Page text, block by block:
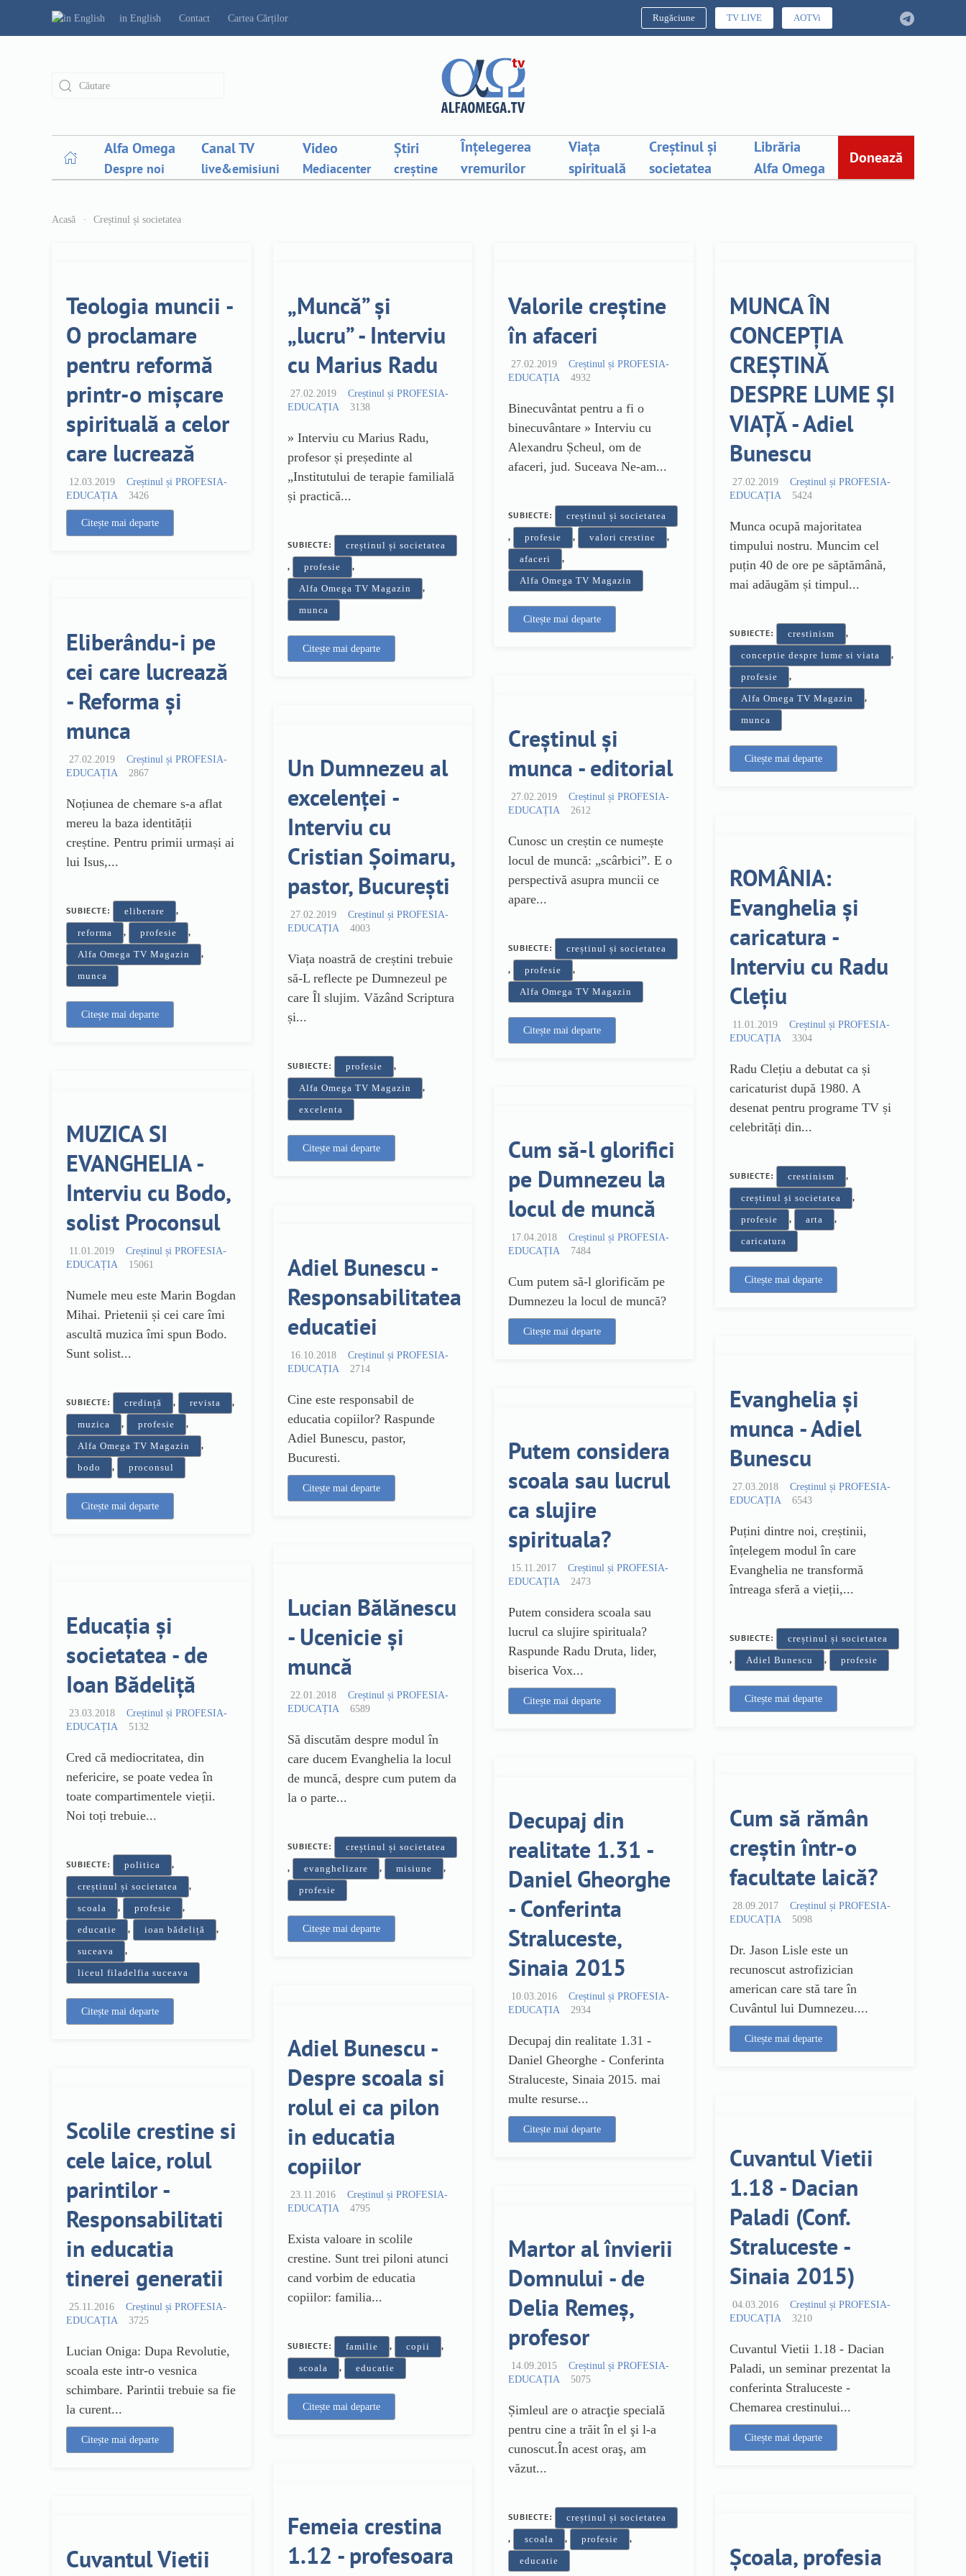
in English Contact Cartea Cărților Rugăciune TV LIVE AOTVi
Alfa Omega
Despre noi
Canal TV
live&emisiuni
Video
Mediacenter
Știri
creștine
Înțelegerea
vremurilor
Viața
spirituală
Creștinul și
societatea
Librăria
Alfa Omega
Donează
Acasă Creștinul și societatea
Teologia muncii -
O proclamare
pentru reformă
printr-o mișcare
spirituală a celor
care lucrează
12.03.2019
Creștinul și PROFESIA-
EDUCAȚIA
3426
Citește mai departe
„Muncă” și
„lucru” - Interviu
cu Marius Radu
27.02.2019
Creștinul și PROFESIA-
EDUCAȚIA
3138
» Interviu cu Marius Radu,
profesor și președinte al
„Institutului de terapie familială
și practică...
SUBIECTE:
creștinul și societatea
,
profesie ,
Alfa Omega TV Magazin ,
munca
Citește mai departe
Valorile creștine
în afaceri
27.02.2019
Creștinul și PROFESIA-
EDUCAȚIA
4932
Binecuvântat pentru a fi o
binecuvântare » Interviu cu
Alexandru Șcheul, om de
afaceri, jud. Suceava Ne-am...
SUBIECTE:
creștinul și societatea
,
profesie , valori crestine ,
afaceri ,
Alfa Omega TV Magazin
Citește mai departe
MUNCA ÎN
CONCEPȚIA
CREȘTINĂ
DESPRE LUME ȘI
VIAȚĂ - Adiel
Bunescu
27.02.2019
Creștinul și PROFESIA-
EDUCAȚIA
5424
Munca ocupă majoritatea
timpului nostru. Muncim cel
puțin 40 de ore pe săptămână,
mai adăugăm și timpul...
SUBIECTE: crestinism ,
conceptie despre lume si viata ,
profesie ,
Alfa Omega TV Magazin ,
munca
Citește mai departe
Eliberându-i pe
cei care lucrează
- Reforma și
munca
27.02.2019
Creștinul și PROFESIA-
EDUCAȚIA
2867
Noțiunea de chemare s-a aflat
mereu la baza identității
creștine. Pentru primii urmași ai
lui Isus,...
SUBIECTE: eliberare ,
reforma , profesie ,
Alfa Omega TV Magazin ,
munca
Citește mai departe
Un Dumnezeu al
excelenței -
Interviu cu
Cristian Șoimaru,
pastor, București
27.02.2019
Creștinul și PROFESIA-
EDUCAȚIA
4003
Viața noastră de creștini trebuie
să-L reflecte pe Dumnezeul pe
care Îl slujim. Văzând Scriptura
și...
SUBIECTE: profesie ,
Alfa Omega TV Magazin ,
excelenta
Citește mai departe
Creștinul și
munca - editorial
27.02.2019
Creștinul și PROFESIA-
EDUCAȚIA
2612
Cunosc un creștin ce numește
locul de muncă: „scârbici”. E o
perspectivă asupra muncii ce
apare...
SUBIECTE:
creștinul și societatea
,
profesie ,
Alfa Omega TV Magazin
Citește mai departe
ROMÂNIA:
Evanghelia și
caricatura -
Interviu cu Radu
Clețiu
11.01.2019
Creștinul și PROFESIA-
EDUCAȚIA
3304
Radu Clețiu a debutat ca și
caricaturist după 1980. A
desenat pentru programe TV și
celebrități din...
SUBIECTE: crestinism ,
creștinul și societatea ,
profesie , arta ,
caricatura
Citește mai departe
MUZICA SI
EVANGHELIA -
Interviu cu Bodo,
solist Proconsul
11.01.2019
Creștinul și PROFESIA-
EDUCAȚIA
15061
Numele meu este Marin Bogdan
Mihai. Prietenii și cei care îmi
ascultă muzica îmi spun Bodo.
Sunt solist...
SUBIECTE: credință , revista ,
muzica , profesie ,
Alfa Omega TV Magazin ,
bodo , proconsul
Citește mai departe
Adiel Bunescu -
Responsabilitatea
educatiei
16.10.2018
Creștinul și PROFESIA-
EDUCAȚIA
2714
Cine este responsabil de
educatia copiilor? Raspunde
Adiel Bunescu, pastor,
Bucuresti.
Citește mai departe
Cum să-l glorifici
pe Dumnezeu la
locul de muncă
17.04.2018
Creștinul și PROFESIA-
EDUCAȚIA
7484
Cum putem să-l glorificăm pe
Dumnezeu la locul de muncă?
Citește mai departe
Evanghelia și
munca - Adiel
Bunescu
27.03.2018
Creștinul și PROFESIA-
EDUCAȚIA
6543
Puțini dintre noi, creștinii,
înțelegem modul în care
Evanghelia ne transformă
întreaga sferă a vieții,...
SUBIECTE:
creștinul și societatea
,
Adiel Bunescu , profesie
Citește mai departe
Educația și
societatea - de
Ioan Bădeliță
23.03.2018
Creștinul și PROFESIA-
EDUCAȚIA
5132
Cred că mediocritatea, din
nefericire, se poate vedea în
toate compartimentele vieții.
Noi toți trebuie...
SUBIECTE: politica ,
creștinul și societatea ,
scoala , profesie ,
educatie , ioan bădeliță ,
suceava ,
liceul filadelfia suceava
Citește mai departe
Lucian Bălănescu
- Ucenicie și
muncă
22.01.2018
Creștinul și PROFESIA-
EDUCAȚIA
6589
Să discutăm despre modul în
care ducem Evanghelia la locul
de muncă, despre cum putem da
la o parte...
SUBIECTE:
creștinul și societatea
,
evanghelizare , misiune ,
profesie
Citește mai departe
Putem considera
scoala sau lucrul
ca slujire
spirituala?
15.11.2017
Creștinul și PROFESIA-
EDUCAȚIA
2473
Putem considera scoala sau
lucrul ca slujire spirituala?
Raspunde Radu Druta, lider,
biserica Vox...
Citește mai departe
Cum să rămân
creștin într-o
facultate laică?
28.09.2017
Creștinul și PROFESIA-
EDUCAȚIA
5098
Dr. Jason Lisle este un
recunoscut astrofizician
american care stă tare în
Cuvântul lui Dumnezeu....
Citește mai departe
Scolile crestine si
cele laice, rolul
parintilor -
Responsabilitati
in educatia
tinerei generatii
25.11.2016
Creștinul și PROFESIA-
EDUCAȚIA
3725
Lucian Oniga: Dupa Revolutie,
scoala este intr-o vesnica
schimbare. Parintii trebuie sa fie
la curent...
Citește mai departe
Adiel Bunescu -
Despre scoala si
rolul ei ca pilon
in educatia
copiilor
23.11.2016
Creștinul și PROFESIA-
EDUCAȚIA
4795
Exista valoare in scolile
crestine. Sunt trei piloni atunci
cand vorbim de educatia
copiilor: familia...
SUBIECTE: familie , copii ,
scoala , educatie
Citește mai departe
Decupaj din
realitate 1.31 -
Daniel Gheorghe
- Conferinta
Straluceste,
Sinaia 2015
10.03.2016
Creștinul și PROFESIA-
EDUCAȚIA
2934
Decupaj din realitate 1.31 -
Daniel Gheorghe - Conferinta
Straluceste, Sinaia 2015. mai
multe resurse...
Citește mai departe
Cuvantul Vietii
1.18 - Dacian
Paladi (Conf.
Straluceste -
Sinaia 2015)
04.03.2016
Creștinul și PROFESIA-
EDUCAȚIA
3210
Cuvantul Vietii 1.18 - Dacian
Paladi, un seminar prezentat la
conferinta Straluceste -
Chemarea crestinului...
Citește mai departe
Cuvantul Vietii
Femeia crestina
1.12 - profesoara
Martor al învierii
Domnului - de
Delia Remeș,
profesor
14.09.2015
Creștinul și PROFESIA-
EDUCAȚIA
5075
Șimleul are o atracţie specială
pentru cine a trăit în el şi l-a
cunoscut.În acest oraş, am
văzut...
SUBIECTE:
creștinul și societatea
,
scoala , profesie ,
educatie
Școala, profesia